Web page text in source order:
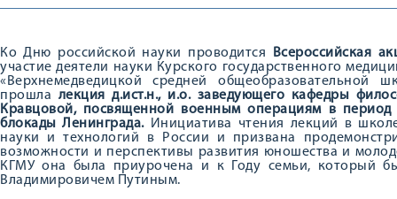
Ко Дню российской науки проводится Всероссийская
участие деятели науки Курского государственного
«Верхнемедведицкой средней общеобразовательной
прошла лекция д.ист.н., и.о. заведующего кафедры
Кравцовой, посвященной военным операциям в
блокады Ленинграда. Инициатива чтения лекций в
науки и технологий в России и призвана
возможности и перспективы развития юношества и
КГМУ она была приурочена и к Году семьи, который
Владимировичем Путиным.